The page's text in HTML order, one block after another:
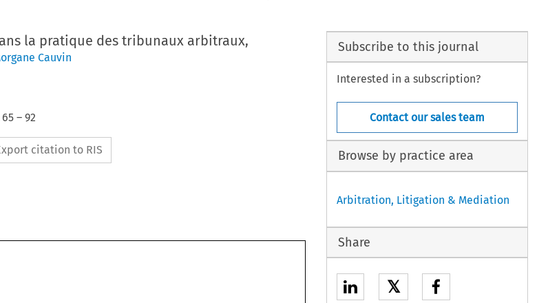
la pratique des tribunaux arbitraux,
Cauvin
65– 92
citation to RIS
Subscribe to this journal
Interested in a subscription?
Contact our sales team
Browse by practice area
Arbitration, Litigation & Mediation
Share
𝕏